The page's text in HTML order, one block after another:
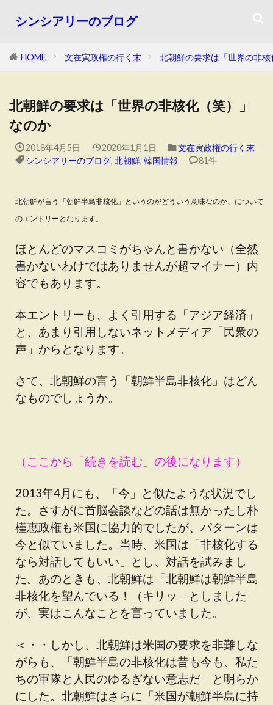
シンシアリーのブログ
HOME 文在寅政権の行く末 北朝鮮の要求は「世界の非
北朝鮮の要求は「世界の非核化（笑）」
なのか
2018年4月5日 2020年1月1日
文在寅政権の行く末
シンシアリーのブログ, 北朝鮮, 韓国情報 81件
北朝鮮が言う「朝鮮半島非核化」というのがどういう意味なのか、について
のエントリーとなります。
ほとんどのマスコミがちゃんと書かない（全然
書かないわけではありませんが超マイナー）内
容でもあります。
本エントリーも、よく引用する「アジア経済」
と、あまり引用しないネットメディア「民衆の
声」からとなります。
さて、北朝鮮の言う「朝鮮半島非核化」はどん
なものでしょうか。
（ここから「続きを読む」の後になります）
2013年4月にも、「今」と似たような状況でし
た。さすがに首脳会談などの話は無かったし朴
槿恵政権も米国に協力的でしたが、パターンは
今と似ていました。当時、米国は「非核化する
なら対話してもいい」とし、対話を試みまし
た。あのときも、北朝鮮は「北朝鮮は朝鮮半島
非核化を望んでいる！（キリッ」としました
が、実はこんなことを言っていました。
＜・・しかし、北朝鮮は米国の要求を非難しな
がらも、「朝鮮半島の非核化は昔も今も、私た
ちの軍隊と人民のゆるぎない意志だ」と明らか
にした。北朝鮮はさらに「米国が朝鮮半島に持